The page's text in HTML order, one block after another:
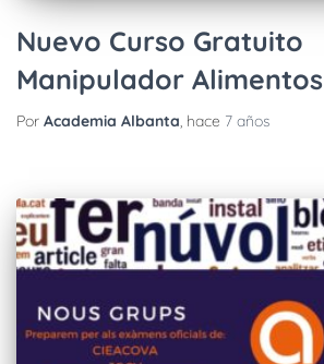
Nuevo Curso Gratuito
Manipulador Alimentos
Por Academia Albanta, hace 7 años